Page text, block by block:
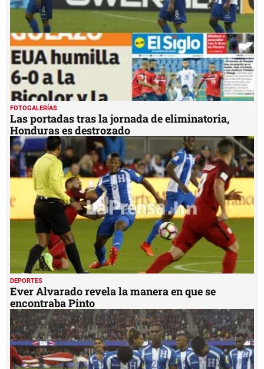
FOTOGALERÍAS
Las portadas tras la jornada de eliminatoria,
Honduras es destrozado
DEPORTES
Ever Alvarado revela la manera en que se
encontraba Pinto